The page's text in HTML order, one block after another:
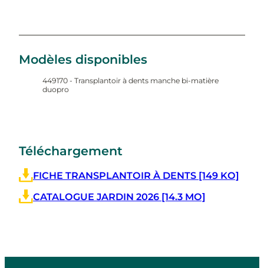
Modèles disponibles
449170 - Transplantoir à dents manche bi-matière
duopro
Téléchargement
FICHE TRANSPLANTOIR À DENTS [149 KO]
CATALOGUE JARDIN 2026 [14.3 MO]